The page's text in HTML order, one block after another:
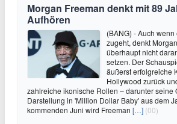
Morgan Freeman denkt mit 89
Aufhören
(BANG) - Auch
zugeht, denkt
überhaupt nicht
setzen. Der
äußerst erfolgreiche
Hollywood zurück
zahlreiche ikonische Rollen – darunter seine
Darstellung in 'Million Dollar Baby' aus dem
kommenden Juni wird Freeman […] (00)